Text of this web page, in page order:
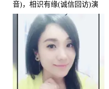
音)，相识有缘(诚信回访)演
唱点播:161288次